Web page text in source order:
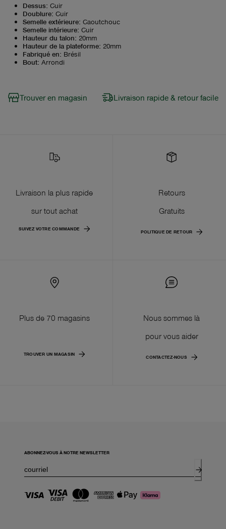
Dessus: Cuir
Doublure: Cuir
Semelle extérieure: Caoutchouc
Semelle intérieure: Cuir
Hauteur du talon: 20mm
Hauteur de la plateforme: 20mm
Fabriqué en: Brésil
Bout: Arrondi
Trouver en magasin Livraison rapide & retour facile
Livraison la plus rapide
sur tout achat
SUIVEZ VOTRE COMMANDE
Retours
Gratuits
POLITIQUE DE RETOUR
Plus de 70 magasins
TROUVER UN MAGASIN
Nous sommes là
pour vous aider
CONTACTEZ-NOUS
ABONNEZ-VOUS À NOTRE NEWSLETTER